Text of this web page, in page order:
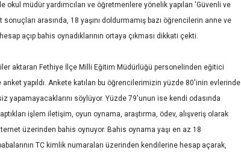
müdür yardımcıları ve öğretmenlere yönelik yapılan 'Güvenli ve
arasında, 18 yaşını doldurmamış bazı öğrencilerin anne ve
açıp bahis oynadıklarının ortaya çıkması dikkati çekti.
aktaran Fethiye İlçe Milli Eğitim Müdürlüğü personelinden eğitici
yapıldı. Ankete katılan bu öğrencilerimizin yüzde 80'inin evlerinde
yapamayacaklarını söylüyor. Yüzde 79'unun ise kendi odasında
işlem iletişim, oyun oynama, araştırma, ödev, alışveriş olarak
üzerinden bahis oynuyor. Bahis oynama yaşı en az 18
TC kimlik numaraları üzerinden kendilerine hesap açarak,